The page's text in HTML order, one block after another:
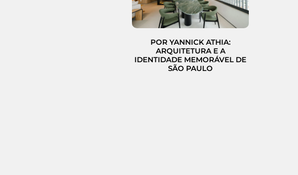
POR YANNICK ATHIA:
ARQUITETURA E A
IDENTIDADE MEMORÁVEL DE
SÃO PAULO